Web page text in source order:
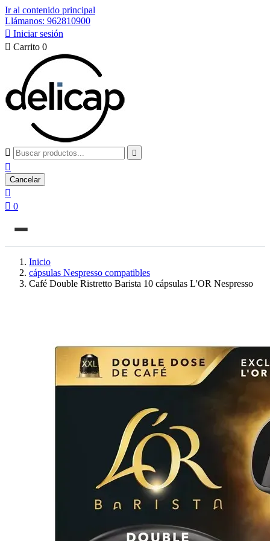
Ir al contenido principal
Llámanos: 962810900
 Iniciar sesión
 Carrito 0
 

Cancelar

 0
Inicio
cápsulas Nespresso compatibles
Café Double Ristretto Barista 10 cápsulas L'OR Nespresso